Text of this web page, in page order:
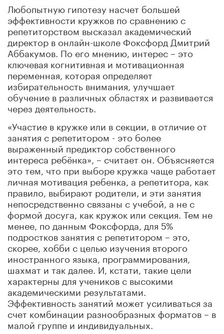
Любопытную гипотезу насчет большей
эффективности кружков по сравнению с
репетиторством высказал академический
директор в онлайн-школе Фоксфорд Дмитрий
Аббакумов. По его мнению, интерес – это
ключевая когнитивная и мотивационная
переменная, которая определяет
избирательность внимания, улучшает
обучение в различных областях и развивается
через деятельность.
«Участие в кружке или в секции, в отличие от
занятия с репетитором - это более
выраженный предиктор собственного
интереса ребёнка», – считает он. Объясняется
это тем, что при выборе кружка чаще работает
личная мотивация ребенка, а репетитора, как
правило, выбирают родители, и эти занятия
непосредственно связаны с учебой, а не с
формой досуга, как кружок или секция. Тем не
менее, по данным Фоксфорда, для 5%
подростков занятия с репетитором – это,
скорее, хобби с целью изучения второго
иностранного языка, программирования,
шахмат и так далее. И, кстати, такие цели
характерны для учеников с высокими
академическими результатами.
Эффективность занятий может усиливаться за
счет комбинации разнообразных форматов – в
малой группе и индивидуальных.